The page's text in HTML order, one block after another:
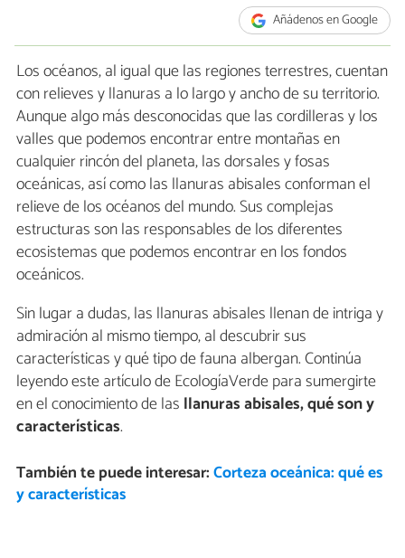
Añádenos en Google
Los océanos, al igual que las regiones terrestres, cuentan
con relieves y llanuras a lo largo y ancho de su territorio.
Aunque algo más desconocidas que las cordilleras y los
valles que podemos encontrar entre montañas en
cualquier rincón del planeta, las dorsales y fosas
oceánicas, así como las llanuras abisales conforman el
relieve de los océanos del mundo. Sus complejas
estructuras son las responsables de los diferentes
ecosistemas que podemos encontrar en los fondos
oceánicos.
Sin lugar a dudas, las llanuras abisales llenan de intriga y
admiración al mismo tiempo, al descubrir sus
características y qué tipo de fauna albergan. Continúa
leyendo este artículo de EcologíaVerde para sumergirte
en el conocimiento de las llanuras abisales, qué son y
características.
También te puede interesar:Corteza oceánica: qué es
y características